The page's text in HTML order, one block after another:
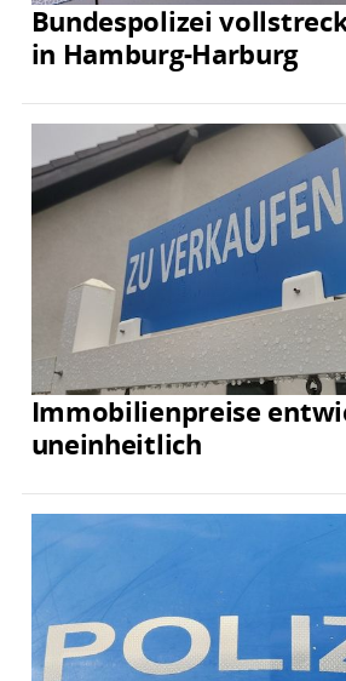
Bundespolizei
in Hamburg-Harburg
Immobilienpreise
uneinheitlich